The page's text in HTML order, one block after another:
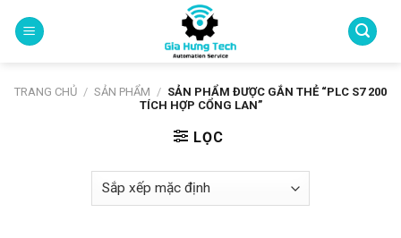
TRANG CHỦ / SẢN PHẨM / SẢN PHẨM ĐƯỢC GẮN THẺ “PLC S7 200
TÍCH HỢP CỔNG LAN”
LỌC